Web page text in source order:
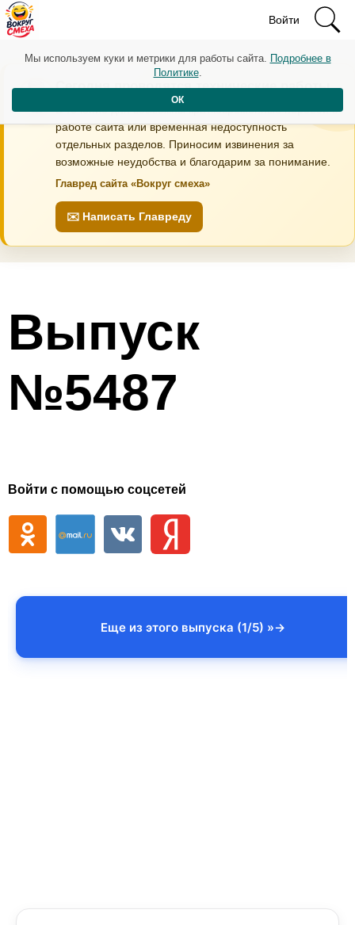
Войти
Сегодня проводятся технические работы
В течение дня возможны кратковременные перебои в
работе сайта или временная недоступность
отдельных разделов. Приносим извинения за
возможные неудобства и благодарим за понимание.
Главред сайта «Вокруг смеха»
✉️ Написать Главреду
Выпуск
№5487
Войти с помощью соцсетей
Еще из этого выпуска (1/5) »
Мы используем куки и метрики для работы сайта. Подробнее в
Политике.
ОК